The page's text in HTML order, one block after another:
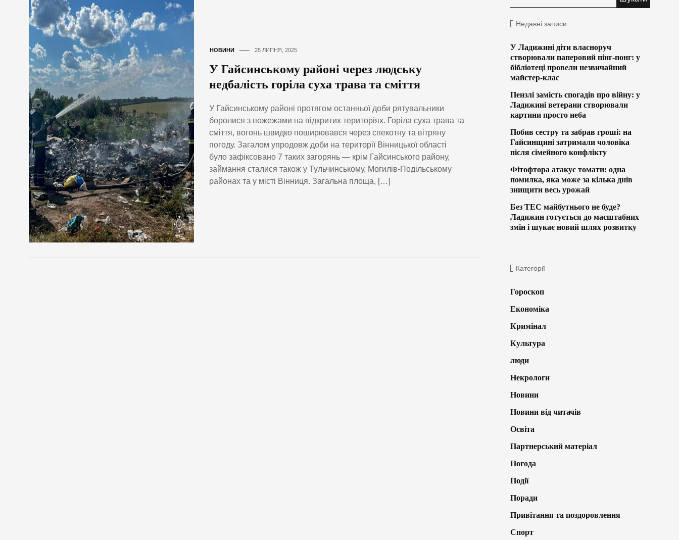
НОВИНИ 25 ЛИПНЯ, 2025
У Гайсинському районі через людську
недбалість горіла суха трава та сміття
У Гайсинському районі протягом останньої доби рятувальники
боролися з пожежами на відкритих територіях. Горіла суха трава та
сміття, вогонь швидко поширювався через спекотну та вітряну
погоду. Загалом упродовж доби на території Вінницької області
було зафіксовано 7 таких загорянь — крім Гайсинського району,
займання сталися також у Тульчинському, Могилів-Подільському
районах та у місті Вінниця. Загальна площа, […]
Недавні записи
У Ладижині діти власноруч
створювали паперовий пінг-понг: у
бібліотеці провели незвичайний
майстер-клас
Пензлі замість спогадів про війну: у
Ладижині ветерани створювали
картини просто неба
Побив сестру та забрав гроші: на
Гайсинщині затримали чоловіка
після сімейного конфлікту
Фітофтора атакує томати: одна
помилка, яка може за кілька днів
знищити весь урожай
Без ТЕС майбутнього не буде?
Ладижин готується до масштабних
змін і шукає новий шлях розвитку
Категорії
Гороскоп
Економіка
Кримінал
Культура
люди
Некрологи
Новини
Новини від читачів
Освіта
Партнерський матеріал
Погода
Події
Поради
Привітання та поздоровлення
Спорт